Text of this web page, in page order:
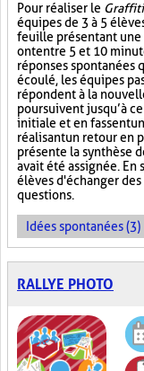
Pour réaliser le
équipes de 3 à 5
feuille présentant
ont entre 5 et 10
réponses spontanées
écoulé, les équipes
répondent à la
poursuivent jusqu’à
initiale et en fassent
réalisant un retour en
présente la synthèse
avait été assignée. En
élèves d'échanger
questions.
Idées spontanées (3)
RALLYE PHOTO